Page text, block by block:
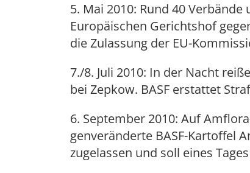
5. Mai 2010: Rund 40
Europäischen Gerichtshof
die Zulassung der EU-
7./8. Juli 2010: In der Nacht
bei Zepkow. BASF erstattet
6. September 2010: Auf
genveränderte BASF-Kartoffel
zugelassen und soll eines